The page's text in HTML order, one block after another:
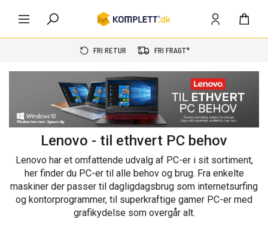
FRI RETUR FRI FRAGT*
Lenovo - til ethvert PC behov
Lenovo har et omfattende udvalg af PC-er i sit sortiment,
her finder du PC-er til alle behov og brug. Fra enkelte
maskiner der passer til dagligdagsbrug som internetsurfing
og kontorprogrammer, til superkraftige gamer PC-er med
grafikydelse som overgår alt.